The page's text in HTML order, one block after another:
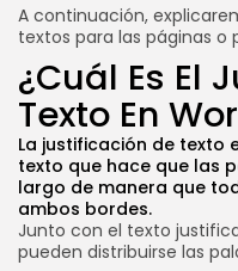
Novedades
55 Artículos
Marketing Online
37 Artículos
Internet
33 Artículos
Negocios
33 Artículos
SEGUINOS
A continuación,
textos para las páginas o
¿Cuál Es El
Texto En
La justificación de texto
texto que hace que las
largo de manera que
ambos bordes.
Junto con el texto
pueden distribuirse las